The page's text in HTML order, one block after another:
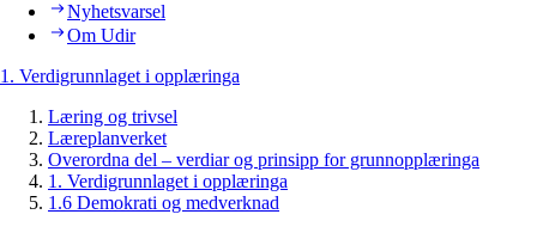
Nyhetsvarsel
Om Udir
1. Verdigrunnlaget i opplæringa
Læring og trivsel
Læreplanverket
Overordna del – verdiar og prinsipp for grunnopplæringa
1. Verdigrunnlaget i opplæringa
1.6 Demokrati og medverknad